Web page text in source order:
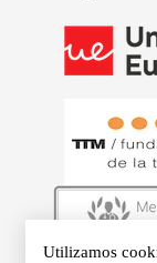
Utilizamos